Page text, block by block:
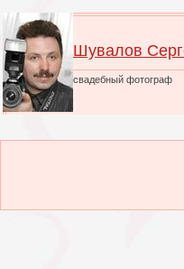
Шувалов
свадебный фотограф